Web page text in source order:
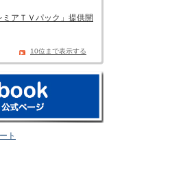
アＴＶパック」提供開
10位まで表示する
ト